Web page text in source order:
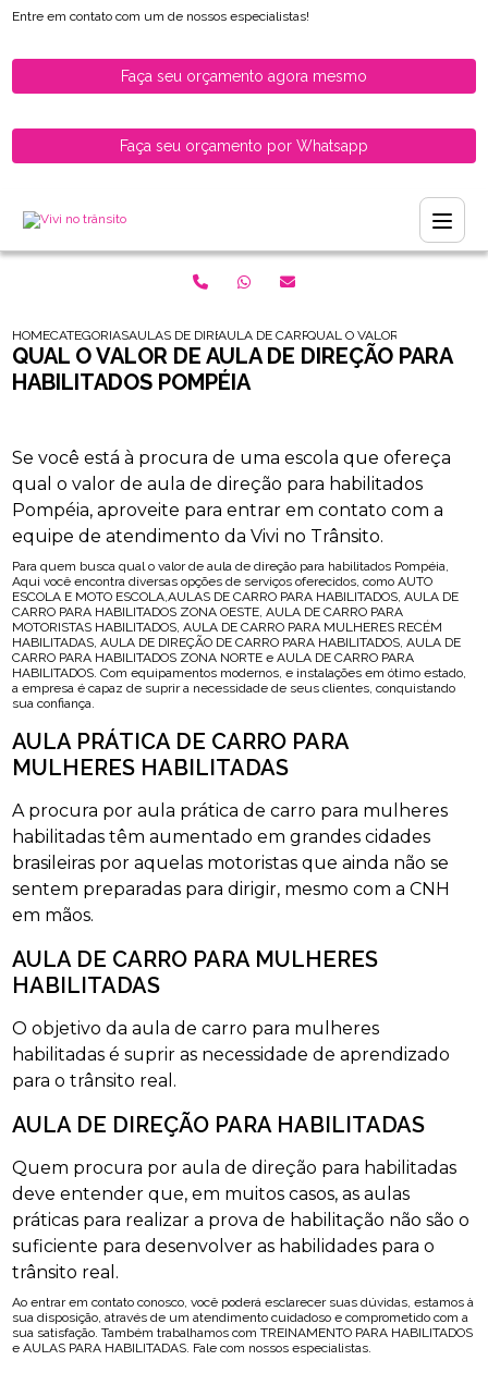
Entre em contato com um de nossos especialistas!
Faça seu orçamento agora mesmo
Faça seu orçamento por Whatsapp
HOMECATEGORIASAULAS DE DIRECAO PARA HABILITADOS
AULA DE CARRO PARA MOTORISTAS
QUAL O VALOR DE AULA DE
QUAL O VALOR DE AULA DE DIREÇÃO PARA
HABILITADOS POMPÉIA
Se você está à procura de uma escola que ofereça
qual o valor de aula de direção para habilitados
Pompéia, aproveite para entrar em contato com a
equipe de atendimento da Vivi no Trânsito.
Para quem busca qual o valor de aula de direção para habilitados Pompéia,
Aqui você encontra diversas opções de serviços oferecidos, como AUTO
ESCOLA E MOTO ESCOLA,AULAS DE CARRO PARA HABILITADOS, AULA DE
CARRO PARA HABILITADOS ZONA OESTE, AULA DE CARRO PARA
MOTORISTAS HABILITADOS, AULA DE CARRO PARA MULHERES RECÉM
HABILITADAS, AULA DE DIREÇÃO DE CARRO PARA HABILITADOS, AULA DE
CARRO PARA HABILITADOS ZONA NORTE e AULA DE CARRO PARA
HABILITADOS. Com equipamentos modernos, e instalações em ótimo estado,
a empresa é capaz de suprir a necessidade de seus clientes, conquistando
sua confiança.
AULA PRÁTICA DE CARRO PARA
MULHERES HABILITADAS
A procura por aula prática de carro para mulheres
habilitadas têm aumentado em grandes cidades
brasileiras por aquelas motoristas que ainda não se
sentem preparadas para dirigir, mesmo com a CNH
em mãos.
AULA DE CARRO PARA MULHERES
HABILITADAS
O objetivo da aula de carro para mulheres
habilitadas é suprir as necessidade de aprendizado
para o trânsito real.
AULA DE DIREÇÃO PARA HABILITADAS
Quem procura por aula de direção para habilitadas
deve entender que, em muitos casos, as aulas
práticas para realizar a prova de habilitação não são o
suficiente para desenvolver as habilidades para o
trânsito real.
Ao entrar em contato conosco, você poderá esclarecer suas dúvidas, estamos à
sua disposição, através de um atendimento cuidadoso e comprometido com a
sua satisfação. Também trabalhamos com TREINAMENTO PARA HABILITADOS
e AULAS PARA HABILITADAS. Fale com nossos especialistas.